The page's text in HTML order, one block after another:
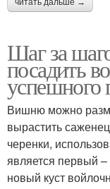
читать дальше →
Шаг за
посадить
успешного
Вишню можно
вырастить
черенки,
является первый
новый куст